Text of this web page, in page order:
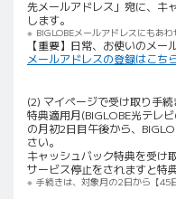
先メールアドレス」宛に、キ
します。
BIGLOBEメールアドレスにもあ
【重要】日常、お使いのメー
メールアドレスの登録はこち
(2) マイページで受け取り手
特典適用月(BIGLOBE光テレ
の月初2日目午後から、
さい。
キャッシュバック特典を受け
サービス停止をされますと特
手続きは、対象月の2日から【45